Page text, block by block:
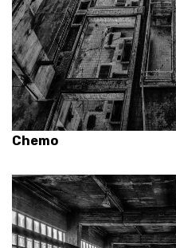
Chemo